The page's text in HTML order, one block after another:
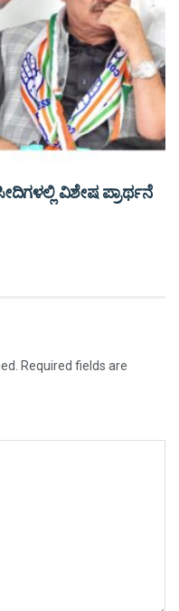
ವಿಶೇಷ ಪ್ರಾರ್ಥನೆ
Required fields are